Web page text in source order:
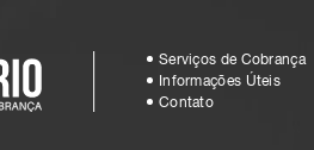
Serviços de Cobrança
Informações Úteis
Contato